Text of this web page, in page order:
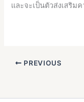
และจะเป็นตัวส่งเสริม
PREVIOUS